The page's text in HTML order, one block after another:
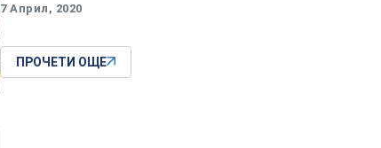
7 Април, 2020
ПРОЧЕТИ ОЩЕ